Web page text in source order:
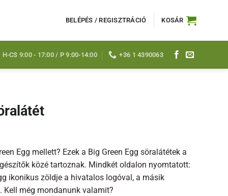
BELÉPÉS / REGISZTRÁCIÓ KOSÁR
H-CS 9:00 - 17:00 / P 9:00-14:00 +36 1 4390063
Egg mellett? Ezek a Big Green Egg söralátétek a
közé tartoznak. Mindkét oldalon nyomtatott:
ikonikus zöldje a hivatalos logóval, a másik
Kell még mondanunk valamit?